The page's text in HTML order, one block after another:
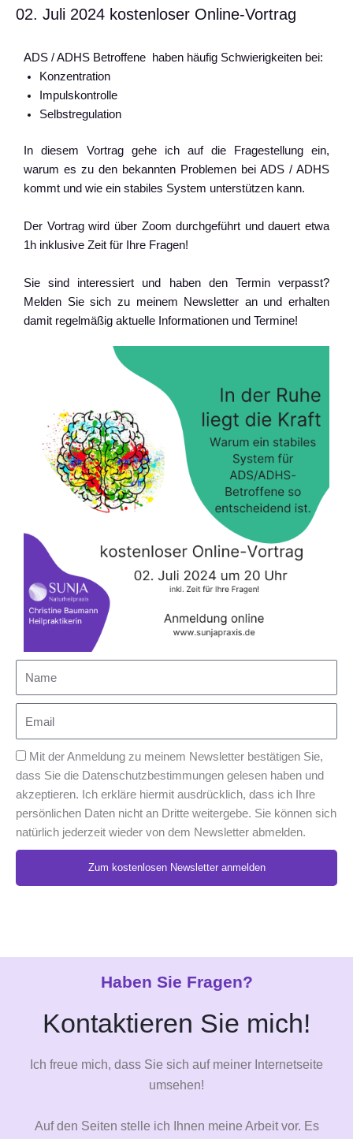
02. Juli 2024 kostenloser Online-Vortrag
ADS / ADHS Betroffene haben häufig Schwierigkeiten bei:
Konzentration
Impulskontrolle
Selbstregulation
In diesem Vortrag gehe ich auf die Fragestellung ein,
warum es zu den bekannten Problemen bei ADS / ADHS
kommt und wie ein stabiles System unterstützen kann.
Der Vortrag wird über Zoom durchgeführt und dauert etwa
1h inklusive Zeit für Ihre Fragen!
Sie sind interessiert und haben den Termin verpasst?
Melden Sie sich zu meinem Newsletter an und erhalten
damit regelmäßig aktuelle Informationen und Termine!
Mit der Anmeldung zu meinem Newsletter bestätigen Sie,
dass Sie die Datenschutzbestimmungen gelesen haben und
akzeptieren. Ich erkläre hiermit ausdrücklich, dass ich Ihre
persönlichen Daten nicht an Dritte weitergebe. Sie können sich
natürlich jederzeit wieder von dem Newsletter abmelden.
Zum kostenlosen Newsletter anmelden
Haben Sie Fragen?
Kontaktieren Sie mich!
Ich freue mich, dass Sie sich auf meiner Internetseite
umsehen!
Auf den Seiten stelle ich Ihnen meine Arbeit vor. Es